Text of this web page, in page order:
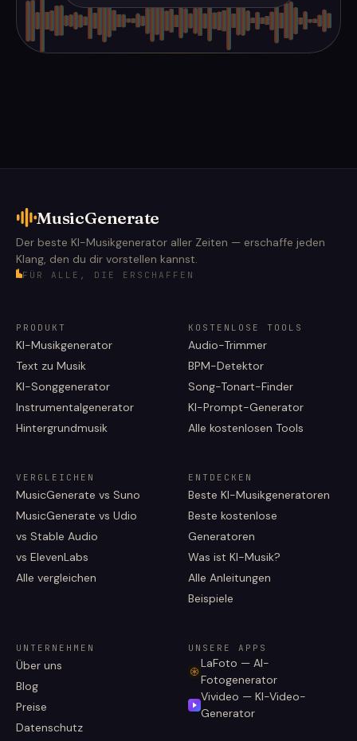
MusicGenerate
Der beste KI-Musikgenerator aller Zeiten — erschaffe jeden
Klang, den du dir vorstellen kannst.
FÜR ALLE, DIE ERSCHAFFEN
PRODUKT
KI-Musikgenerator
Text zu Musik
KI-Songgenerator
Instrumentalgenerator
Hintergrundmusik
KOSTENLOSE TOOLS
Audio-Trimmer
BPM-Detektor
Song-Tonart-Finder
KI-Prompt-Generator
Alle kostenlosen Tools
VERGLEICHEN
MusicGenerate vs Suno
MusicGenerate vs Udio
vs Stable Audio
vs ElevenLabs
Alle vergleichen
ENTDECKEN
Beste KI-Musikgeneratoren
Beste kostenlose
Generatoren
Was ist KI-Musik?
Alle Anleitungen
Beispiele
UNTERNEHMEN
Über uns
Blog
Preise
Datenschutz
UNSERE APPS
LaFoto — AI-
Fotogenerator
Vivideo — KI-Video-
Generator